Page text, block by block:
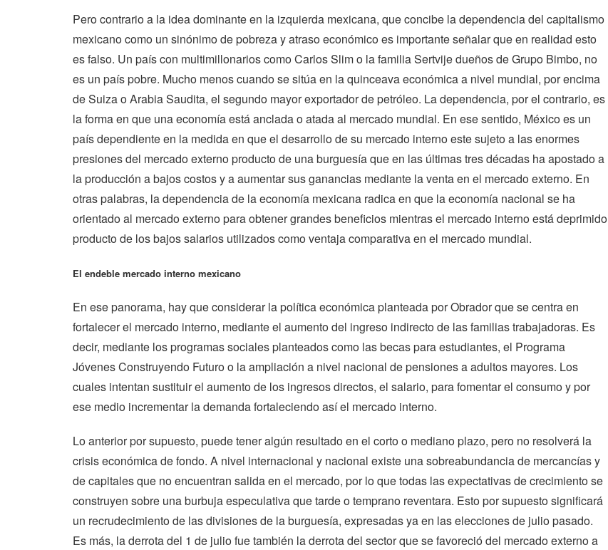
Pero contrario a la idea dominante en la izquierda mexicana, que concibe la dependencia del capitalismo
mexicano como un sinónimo de pobreza y atraso económico es importante señalar que en realidad esto
es falso. Un país con multimillonarios como Carlos Slim o la familia Sertvije dueños de Grupo Bimbo, no
es un país pobre. Mucho menos cuando se sitúa en la quinceava económica a nivel mundial, por encima
de Suiza o Arabia Saudita, el segundo mayor exportador de petróleo. La dependencia, por el contrario, es
la forma en que una economía está anclada o atada al mercado mundial. En ese sentido, México es un
país dependiente en la medida en que el desarrollo de su mercado interno este sujeto a las enormes
presiones del mercado externo producto de una burguesía que en las últimas tres décadas ha apostado a
la producción a bajos costos y a aumentar sus ganancias mediante la venta en el mercado externo. En
otras palabras, la dependencia de la economía mexicana radica en que la economía nacional se ha
orientado al mercado externo para obtener grandes beneficios mientras el mercado interno está deprimido
producto de los bajos salarios utilizados como ventaja comparativa en el mercado mundial.
El endeble mercado interno mexicano
En ese panorama, hay que considerar la política económica planteada por Obrador que se centra en
fortalecer el mercado interno, mediante el aumento del ingreso indirecto de las familias trabajadoras. Es
decir, mediante los programas sociales planteados como las becas para estudiantes, el Programa
Jóvenes Construyendo Futuro o la ampliación a nivel nacional de pensiones a adultos mayores. Los
cuales intentan sustituir el aumento de los ingresos directos, el salario, para fomentar el consumo y por
ese medio incrementar la demanda fortaleciendo así el mercado interno.
Lo anterior por supuesto, puede tener algún resultado en el corto o mediano plazo, pero no resolverá la
crisis económica de fondo. A nivel internacional y nacional existe una sobreabundancia de mercancías y
de capitales que no encuentran salida en el mercado, por lo que todas las expectativas de crecimiento se
construyen sobre una burbuja especulativa que tarde o temprano reventara. Esto por supuesto significará
un recrudecimiento de las divisiones de la burguesía, expresadas ya en las elecciones de julio pasado.
Es más, la derrota del 1 de julio fue también la derrota del sector que se favoreció del mercado externo a